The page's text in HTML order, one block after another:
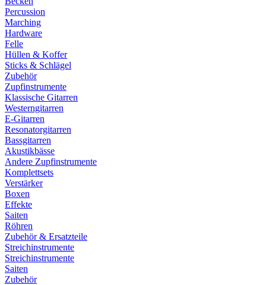
Percussion
Marching
Hardware
Felle
Hüllen & Koffer
Sticks & Schlägel
Zubehör
Zupfinstrumente
Klassische Gitarren
Westerngitarren
E-Gitarren
Resonatorgitarren
Bassgitarren
Akustikbässe
Andere Zupfinstrumente
Komplettsets
Verstärker
Boxen
Effekte
Saiten
Röhren
Zubehör & Ersatzteile
Streichinstrumente
Streichinstrumente
Saiten
Zubehör